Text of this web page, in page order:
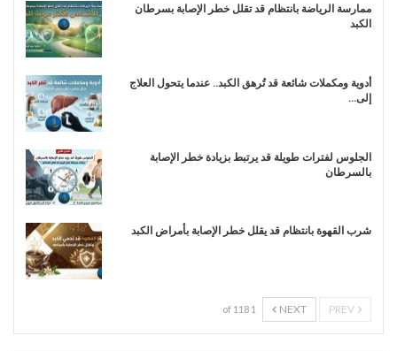
ممارسة الرياضة بانتظام قد تقلل خطر الإصابة بسرطان
الكبد
أدوية ومكملات شائعة قد تُرهق الكبد.. عندما يتحول العلاج
إلى…
الجلوس لفترات طويلة قد يرتبط بزيادة خطر الإصابة
بالسرطان
شرب القهوة بانتظام قد يقلل خطر الإصابة بأمراض الكبد
NEXT
1 of 118